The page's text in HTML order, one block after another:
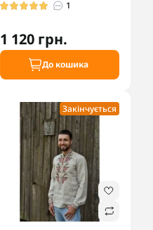
1
1 120 грн.
До кошика
Закінчується